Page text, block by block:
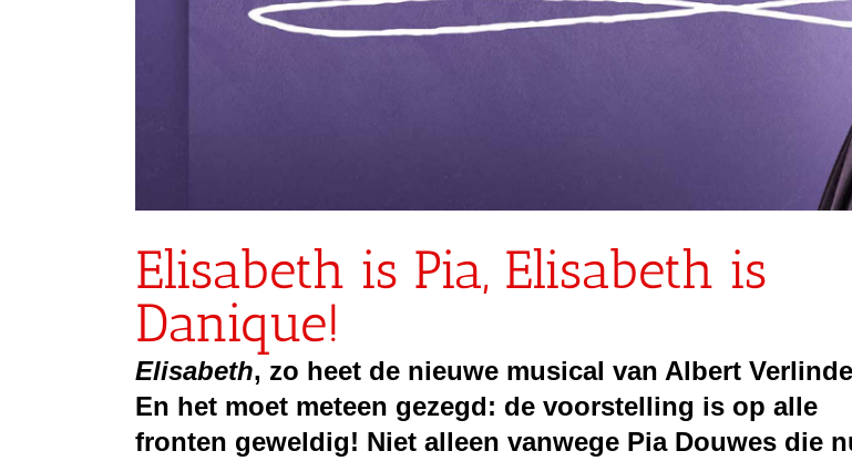
Elisabeth is Pia, Elisabeth is
Danique!
Elisabeth, zo heet de nieuwe musical van Albert
En het moet meteen gezegd: de voorstelling is op alle
fronten geweldig! Niet alleen vanwege Pia Douwes die